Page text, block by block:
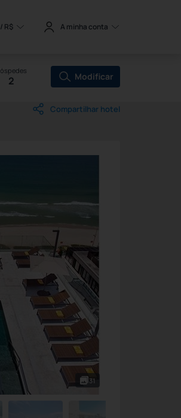
R$ A minha conta
2 Modificar
Compartilhar hotel
31